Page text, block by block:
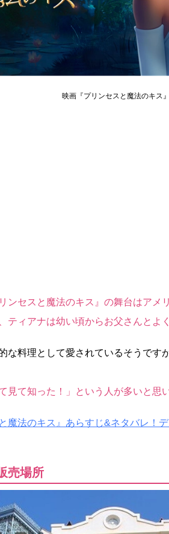
映画『プリンセスと魔法のキス』
ンセスと魔法のキス』の舞台はアメ
ティアナは幼い頃からお父さんとよ
な料理として愛されているそうです
見て知った！」という人が多いと思
魔法のキス』あらすじ&ネタバレ！
売場所